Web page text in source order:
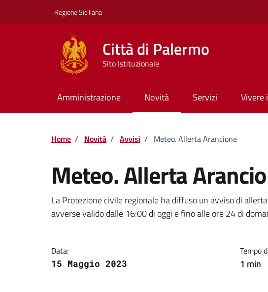
Regione Siciliana
Città di Palermo
Sito Istituzionale
Amministrazione Novità Servizi Vivere
Home / Novità / Avvisi / Meteo. Allerta Arancione
Meteo. Allerta
Dettagli della notizia
La Protezione civile regionale ha diffuso un avviso di
avverse valido dalle 16:00 di oggi e fino alle ore 24 di
Data:
15 Maggio 2023
Tempo
1 min